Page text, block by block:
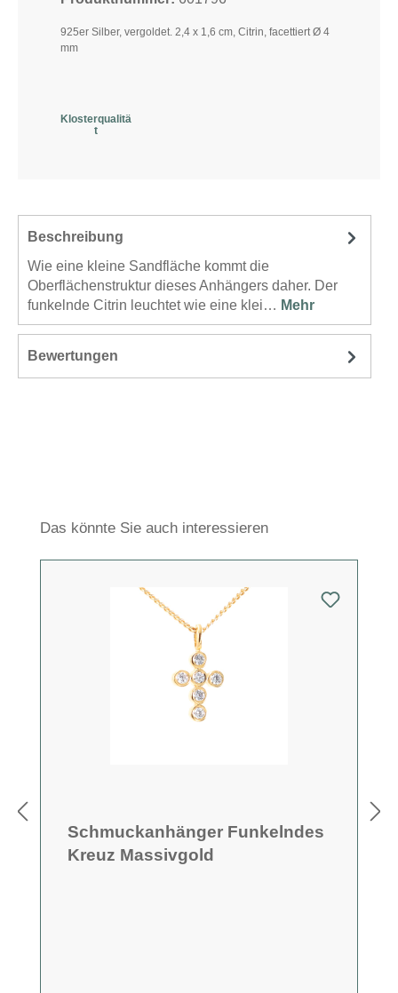
925er Silber, vergoldet. 2,4 x 1,6 cm, Citrin, facettiert Ø 4
mm
Klosterqualitä
t
Beschreibung
Wie eine kleine Sandfläche kommt die
Oberflächenstruktur dieses Anhängers daher. Der
funkelnde Citrin leuchtet wie eine klei… Mehr
Bewertungen
Produktgalerie überspringen
Das könnte Sie auch interessieren
Schmuckanhänger Funkelndes
Kreuz Massivgold